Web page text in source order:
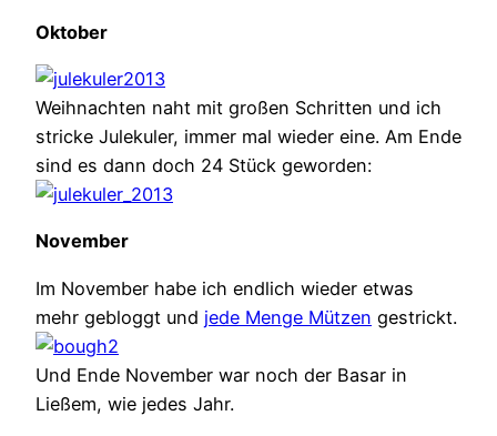
Oktober
Weihnachten naht mit großen Schritten und ich
stricke Julekuler, immer mal wieder eine. Am Ende
sind es dann doch 24 Stück geworden:
November
Im November habe ich endlich wieder etwas
mehr gebloggt und jede Menge Mützen gestrickt.
Und Ende November war noch der Basar in
Ließem, wie jedes Jahr.